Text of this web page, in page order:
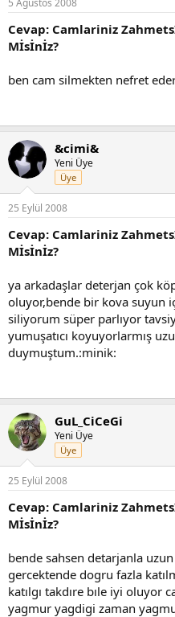
5 Ağustos 2008
Cevap: Camlariniz
Mİsİnİz?
ben cam silmekten nefret
&cimi&
Yeni Üye
Üye
25 Eylül 2008
Cevap: Camlariniz
Mİsİnİz?
ya arkadaşlar deterjan çok
oluyor,bende bir kova suyun
siliyorum süper parlıyor
yumuşatıcı koyuyorlarmış
duymuştum.:minik:
GuL_CiCeGi
Yeni Üye
Üye
25 Eylül 2008
Cevap: Camlariniz
Mİsİnİz?
bende sahsen detarjanla
gercektende dogru fazla
katılgı takdıre bıle iyi oluyor
yagmur yagdigi zaman